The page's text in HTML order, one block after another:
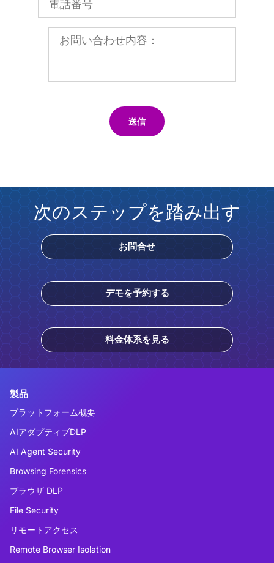
送信
次のステップを踏み出す
お問合せ
デモを予約する
料金体系を見る
製品
プラットフォーム概要
AIアダプティブDLP
AI Agent Security
Browsing Forensics
ブラウザ DLP
File Security
リモートアクセス
Remote Browser Isolation